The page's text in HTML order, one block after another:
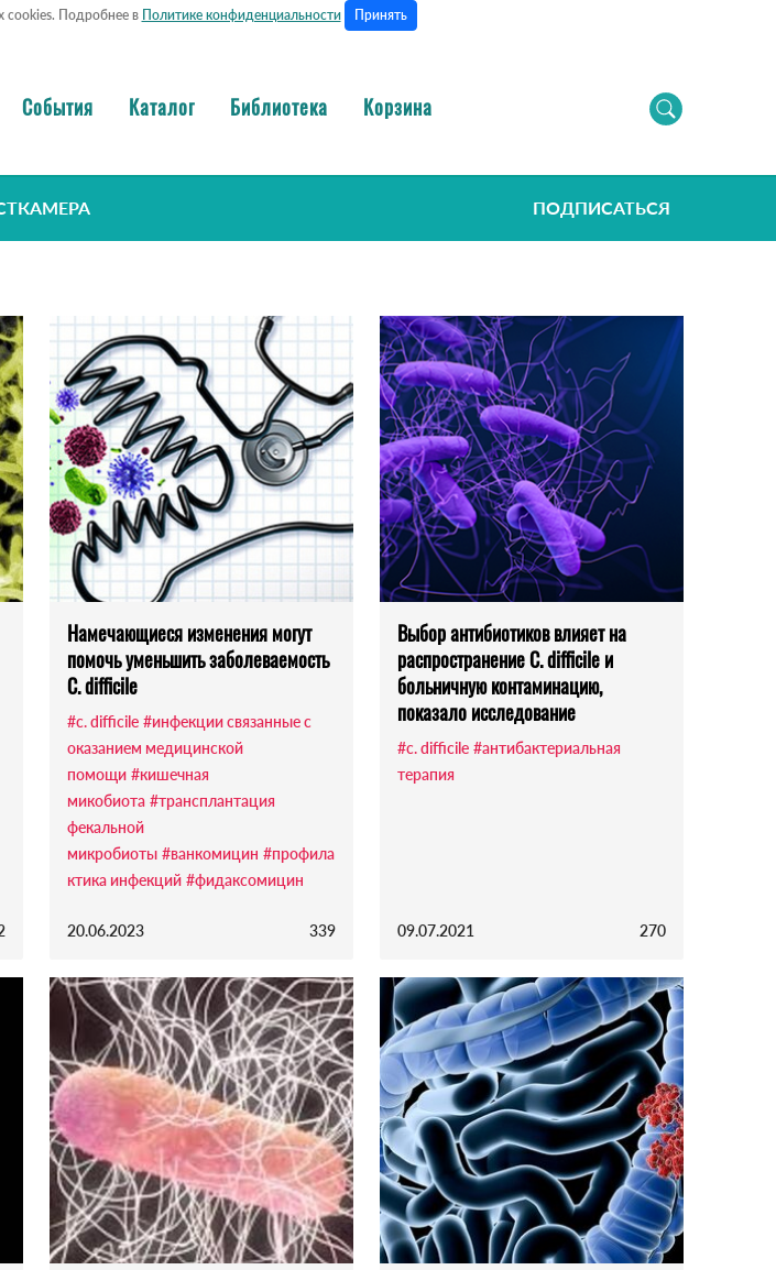
cookies. Подробнее в Политике конфиденциальности Принять
События Каталог Библиотека Корзина
ПОДПИСАТЬСЯ
Намечающиеся изменения могут
помочь уменьшить заболеваемость
C. difficile
#c. difficile #инфекции связанные с
оказанием медицинской
помощи #кишечная
микобиота #трансплантация
фекальной
микробиоты #ванкомицин #профила
ктика инфекций #фидаксомицин
20.06.2023 339
Выбор антибиотиков влияет на
распространение C. difficile и
больничную контаминацию,
показало исследование
#c. difficile #антибактериальная
терапия
09.07.2021 270